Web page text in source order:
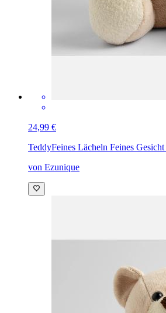
24,99 €
TeddyFeines Lächeln Feines
von Ezunique